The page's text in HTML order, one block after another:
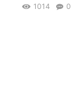
0
1014